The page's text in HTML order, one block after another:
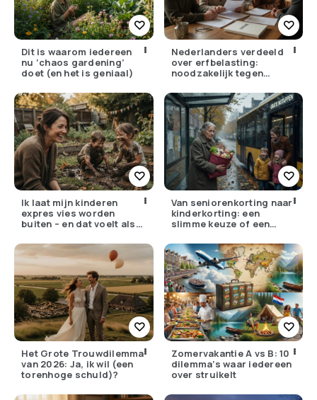
Dit is waarom iedereen
nu ‘chaos gardening’
doet (en het is geniaal)
Nederlanders verdeeld
over erfbelasting:
noodzakelijk tegen
Ik laat mijn kinderen
expres vies worden
buiten – en dat voelt als
Van seniorenkorting naar
kinderkorting: een
slimme keuze of een
Het Grote Trouwdilemma
van 2026: Ja, ik wil (een
torenhoge schuld)?
Zomervakantie A vs B: 10
dilemma’s waar iedereen
over struikelt